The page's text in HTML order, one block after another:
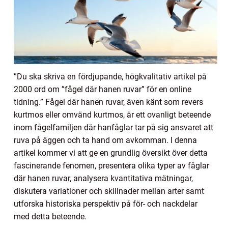
”Du ska skriva en fördjupande, högkvalitativ artikel på
2000 ord om ”fågel där hanen ruvar” för en online
tidning.” Fågel där hanen ruvar, även känt som revers
kurtmos eller omvänd kurtmos, är ett ovanligt beteende
inom fågelfamiljen där hanfåglar tar på sig ansvaret att
ruva på äggen och ta hand om avkomman. I denna
artikel kommer vi att ge en grundlig översikt över detta
fascinerande fenomen, presentera olika typer av fåglar
där hanen ruvar, analysera kvantitativa mätningar,
diskutera variationer och skillnader mellan arter samt
utforska historiska perspektiv på för- och nackdelar
med detta beteende.